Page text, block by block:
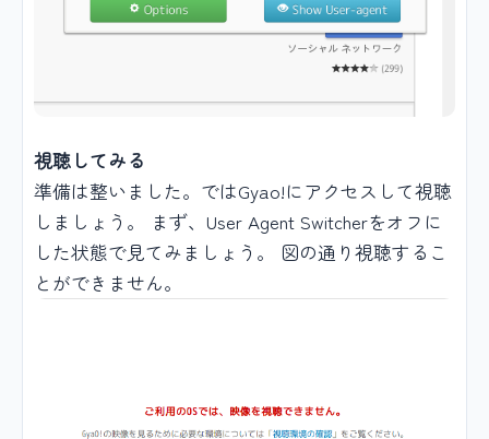
視聴してみる
準備は整いました。ではGyao!にアクセスして視聴
しましょう。 まず、User Agent Switcherをオフに
した状態で見てみましょう。 図の通り視聴するこ
とができません。